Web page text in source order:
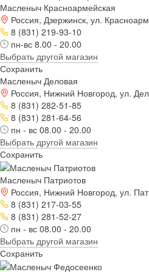
Масленыч Красноармейская
Россия, Дзержинск, ул.
8 (831) 219-93-10
пн-вс 8.00 - 20.00
Выбрать другой магазин
Сохранить
Масленыч Деловая
Россия, Нижний Новгород, ул.
8 (831) 282-51-85
8 (831) 281-64-56
пн - вс 08.00 - 20.00
Выбрать другой магазин
Сохранить
Масленыч Патриотов
Россия, Нижний Новгород, ул.
8 (831) 217-03-55
8 (831) 281-52-27
пн - вс 08.00 - 20.00
Выбрать другой магазин
Сохранить